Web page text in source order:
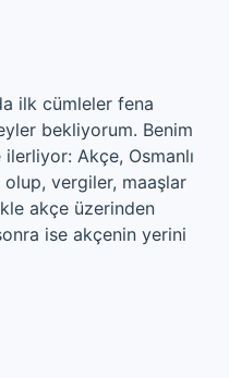
ilk cümleler fena
bekliyorum. Benim
Akçe, Osmanlı
vergiler, maaşlar
akçe üzerinden
ise akçenin yerini